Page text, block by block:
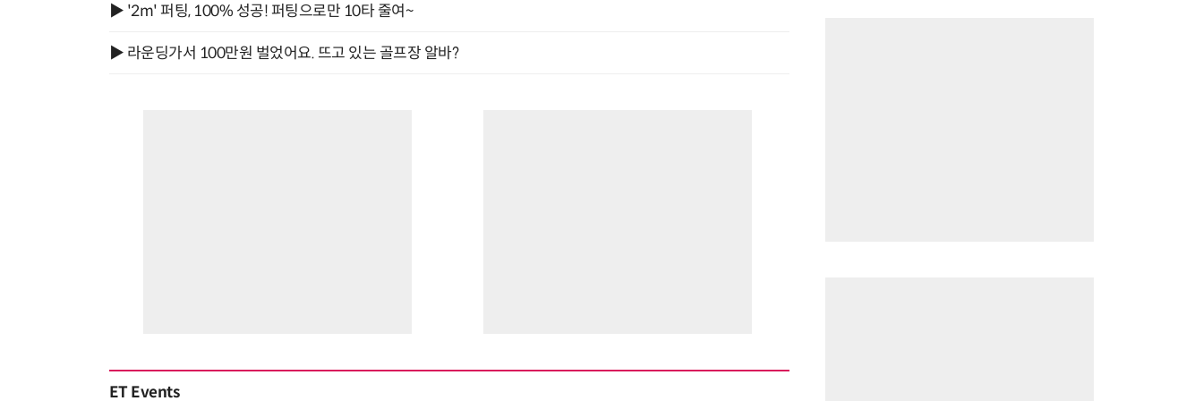
▶ '2m' 퍼팅, 100% 성공! 퍼팅으로만 10타 줄여~
▶ 라운딩가서 100만원 벌었어요. 뜨고 있는 골프장 알바?
ET Events